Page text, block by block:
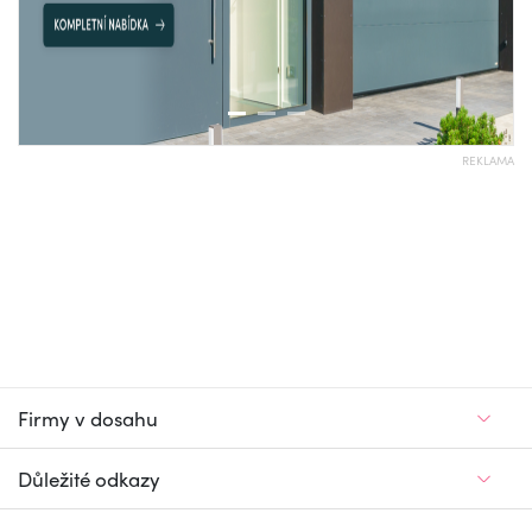
REKLAMA
Firmy v dosahu
Důležité odkazy